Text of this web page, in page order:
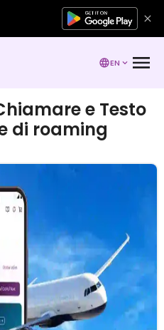
EN
e Testo
di roaming